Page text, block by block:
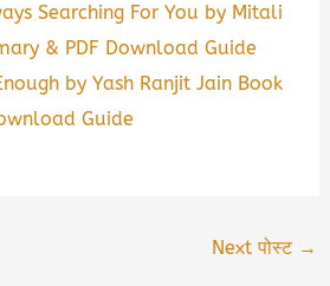
Searching For You by Mitali
& PDF Download Guide
by Yash Ranjit Jain Book
Guide
Next पोस्ट →